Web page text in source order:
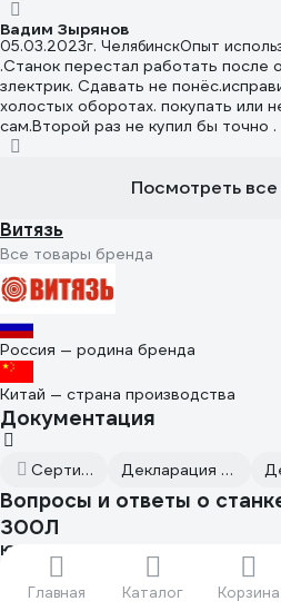
Главная Каталог Корзина
Вадим Зырянов
05.03.2023г. ЧелябинскОпыт
.Станок перестал работать после
злектрик. Сдавать не
холостых оборотах. покупать или
сам.Второй раз не купил бы точно .
Посмотреть
Витязь
Все товары бренда
Россия — родина бренда
Китай — страна производства
Документация
Сертификаты соответствия Декларация о соответствии от 2022.09.03
Вопросы и ответы о
300Л
Юрий Г.
Здравствуйте, можно установить